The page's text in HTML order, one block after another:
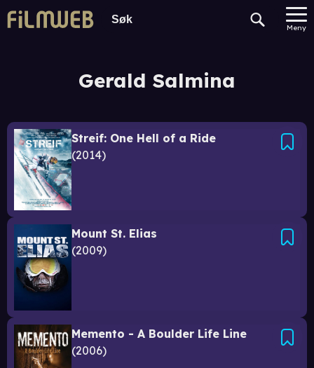
Meny
Gerald Salmina
Streif: One Hell of a Ride
2014
Mount St. Elias
2009
Memento - A Boulder Life Line
2006